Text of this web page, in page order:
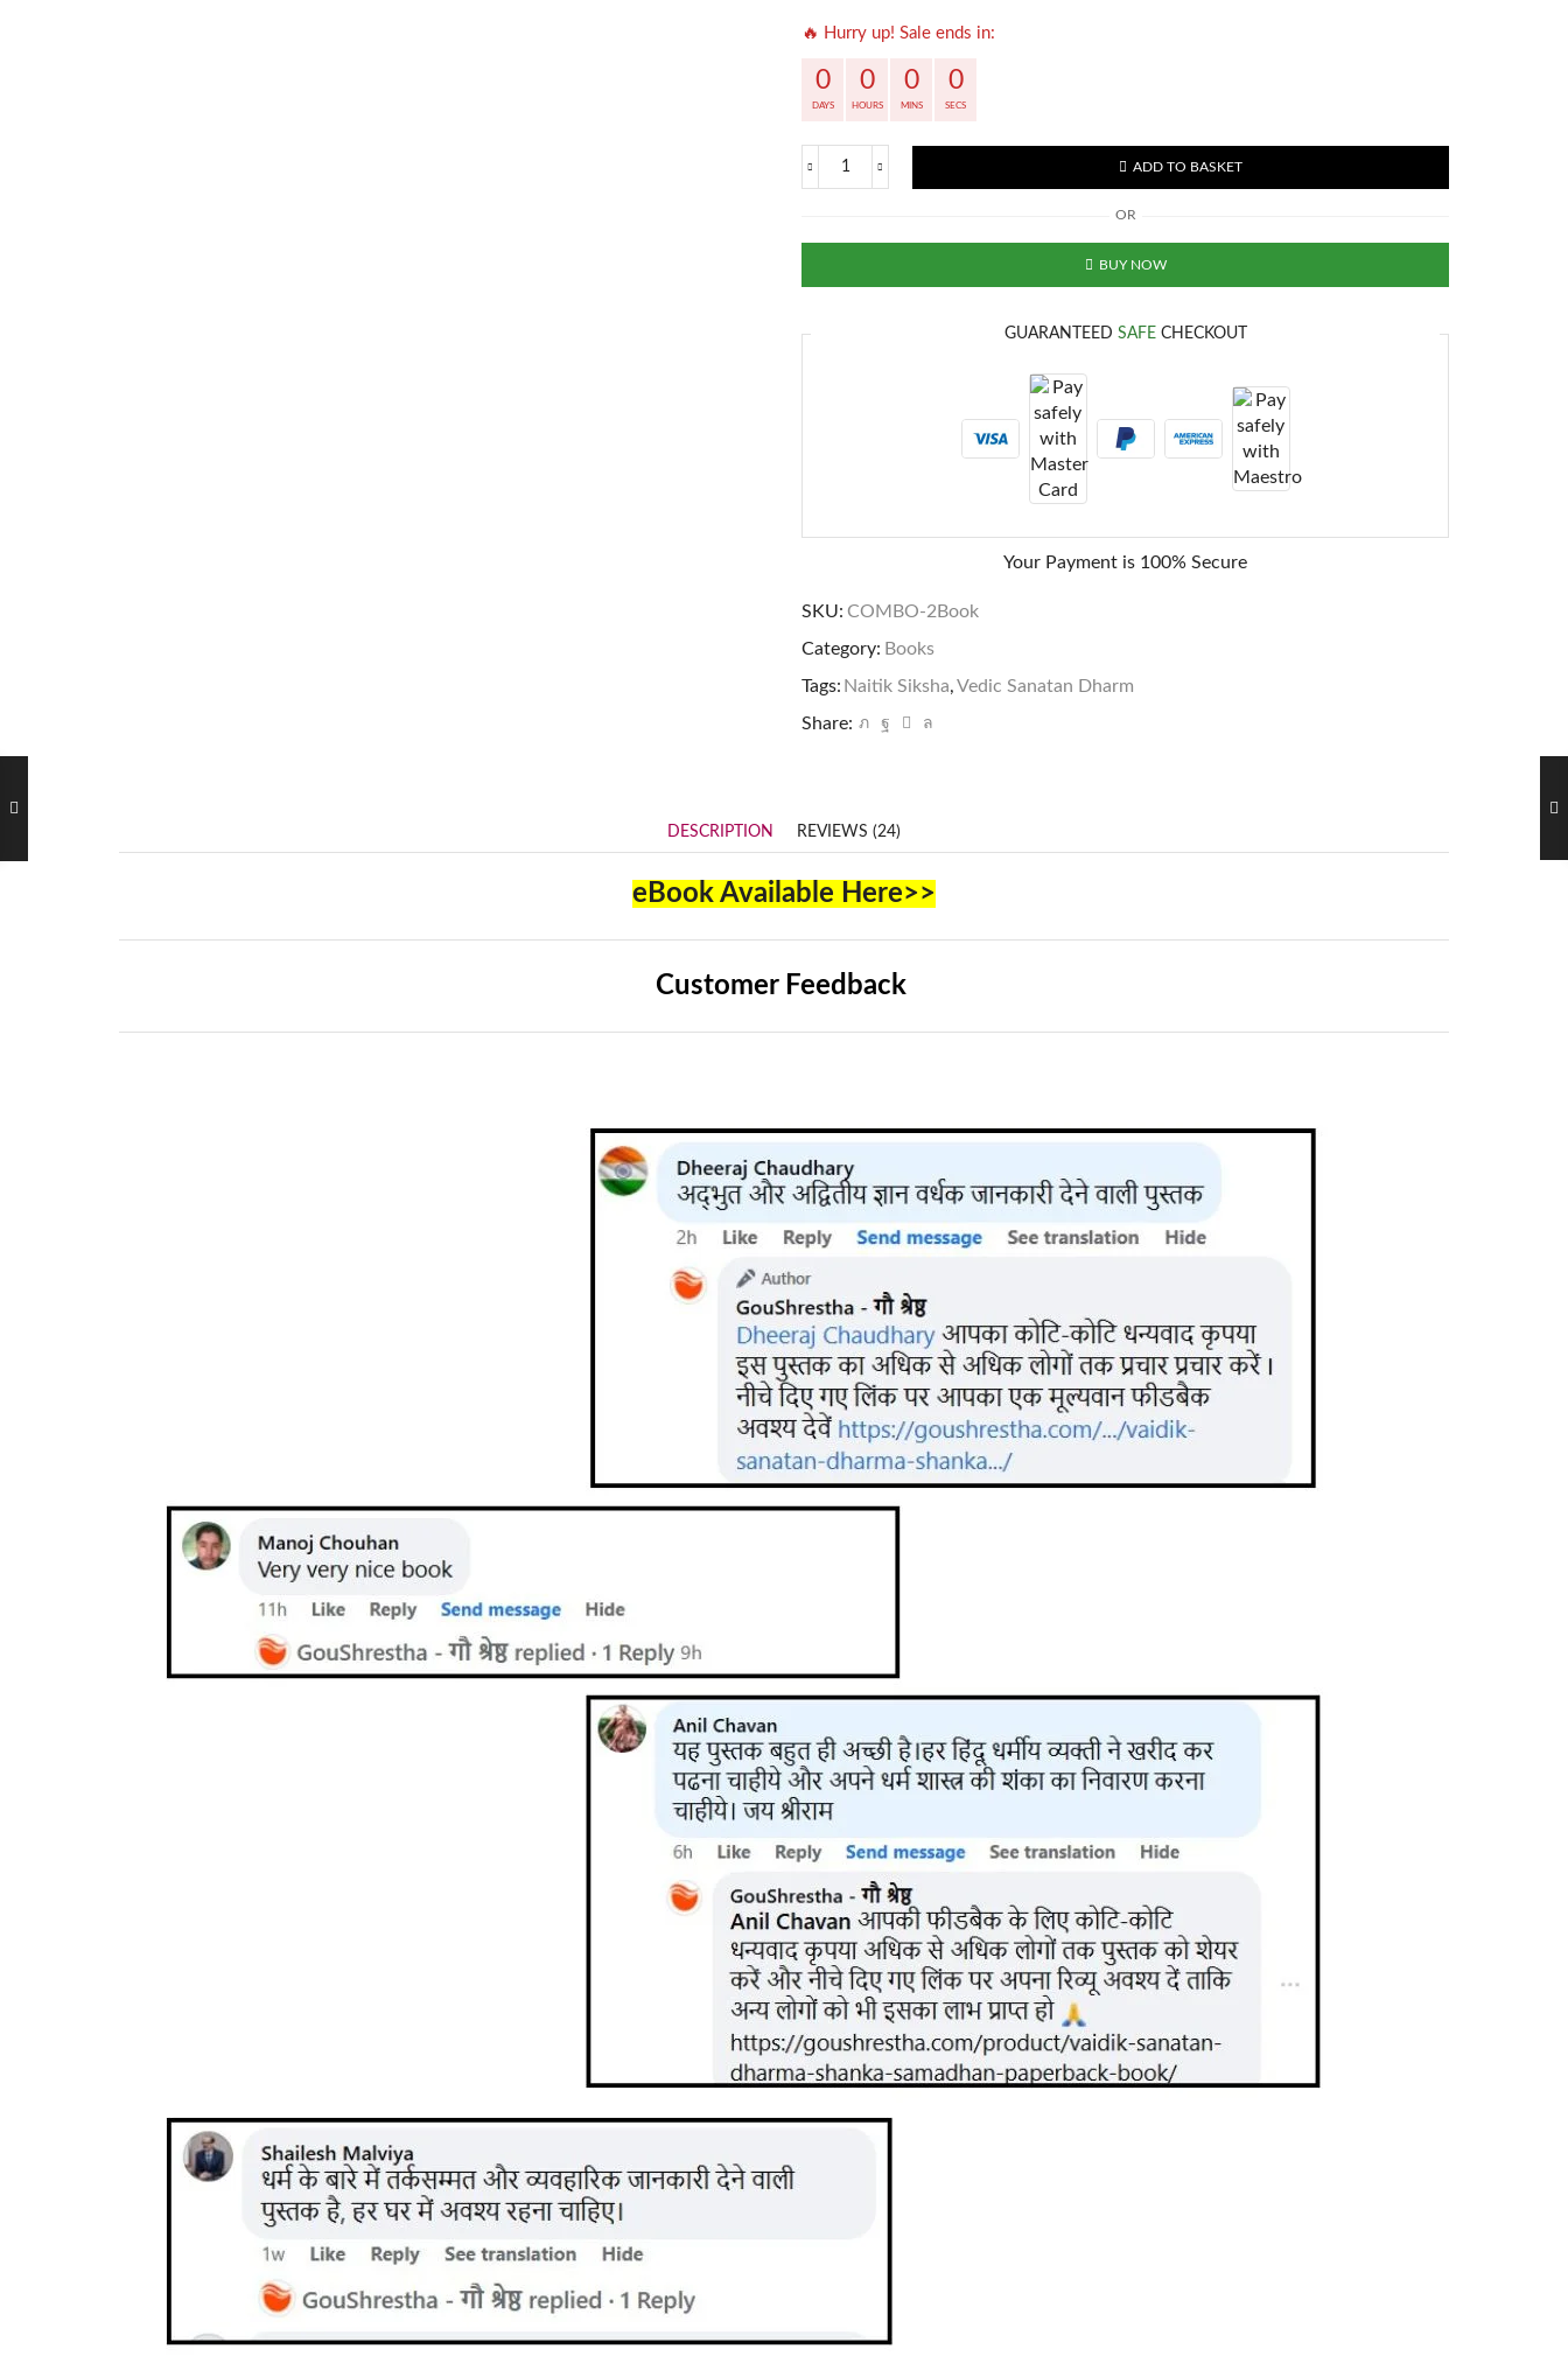
🔥 Hurry up! Sale ends in:
0
DAYS
0
HOURS
0
MINS
0
SECS
ADD TO BASKET
OR
BUY NOW
GUARANTEED SAFECHECKOUT
Your Payment is 100% Secure
SKU: COMBO-2Book
Category: Books
Tags: Naitik Siksha,Vedic Sanatan Dharm
Share:
DESCRIPTION REVIEWS (24)
eBook Available Here>>
Customer Feedback